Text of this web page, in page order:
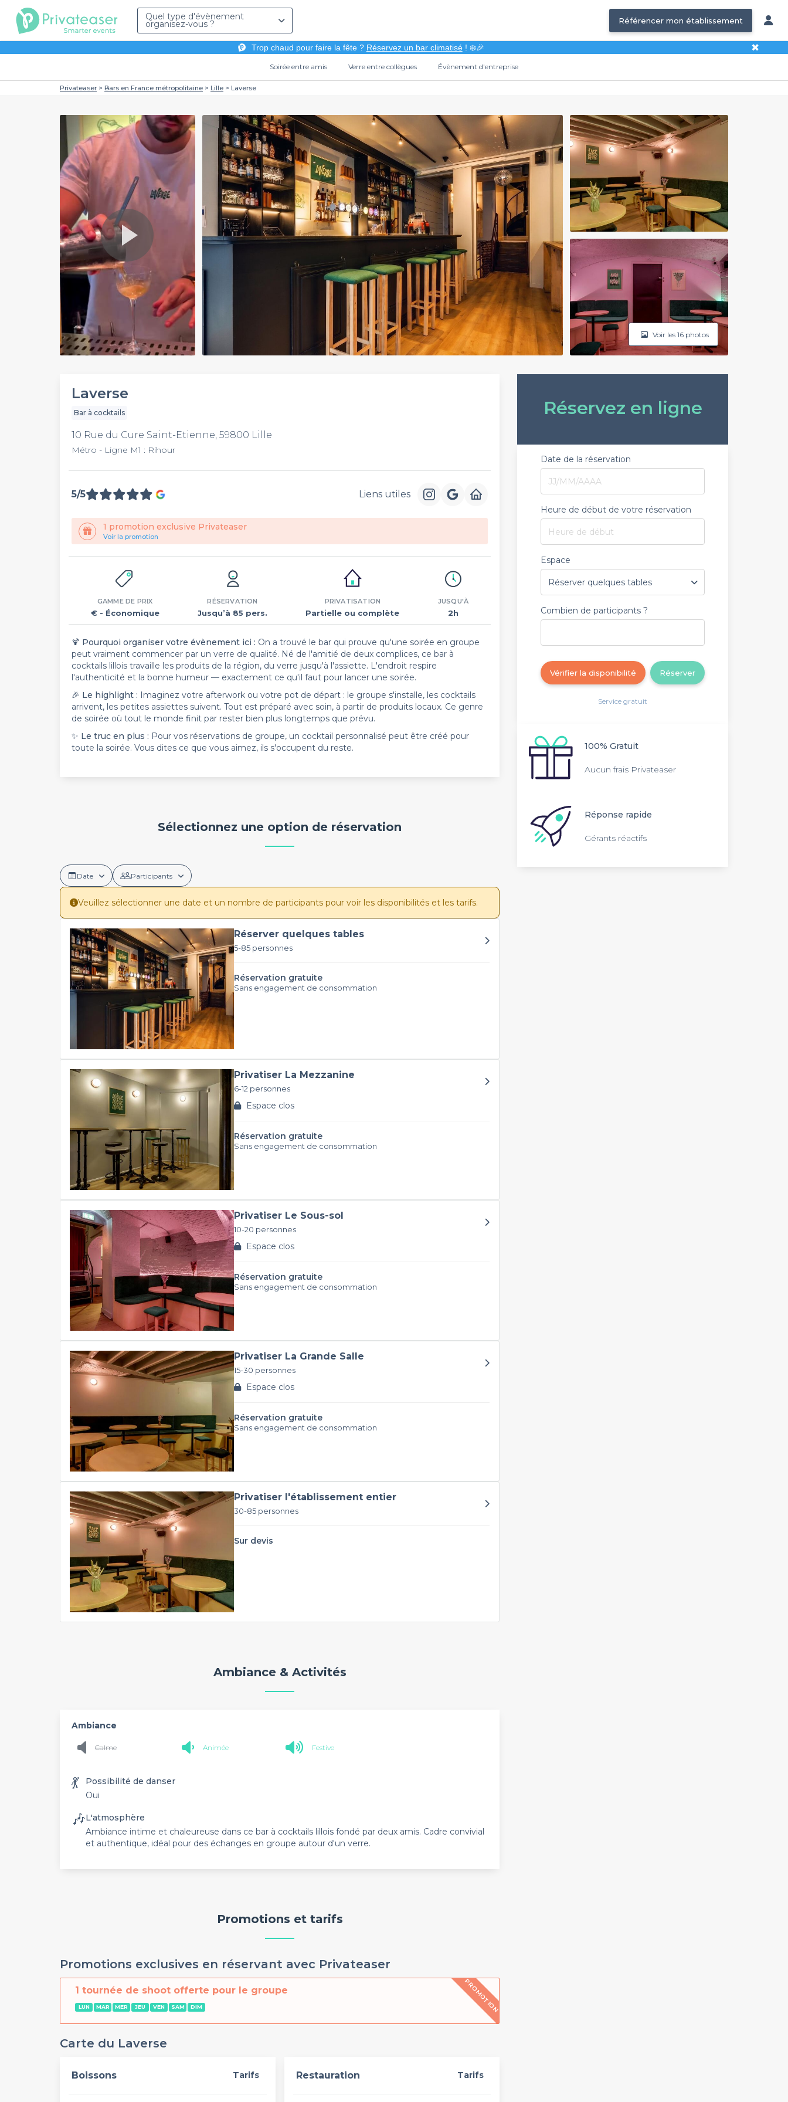
Quel type d'évènement
organisez-vous ? Référencer mon établissement
Trop chaud pour faire la fête ? Réservez un bar climatisé! ❄️🎉 ✖
Soirée entre amis Verre entre collègues Évènement d'entreprise
Privateaser Bars en France métropolitaine Lille Laverse
Play
Video
Voir les 16 photos
Laverse
Bar à cocktails
10 Rue du Cure Saint-Etienne, 59800 Lille
Métro - Ligne M1 : Rihour
5/5 Liens utiles
1 promotion exclusive Privateaser
Voir la promotion
GAMME DE PRIX
€ - Économique
RÉSERVATION
Jusqu’à 85 pers.
PRIVATISATION
Partielle ou complète
JUSQU'À
2h
🍹 Pourquoi organiser votre évènement ici : On a trouvé le bar qui prouve qu'une soirée en groupe
peut vraiment commencer par un verre de qualité. Né de l'amitié de deux complices, ce bar à
cocktails lillois travaille les produits de la région, du verre jusqu'à l'assiette. L'endroit respire
l'authenticité et la bonne humeur — exactement ce qu'il faut pour lancer une soirée.
🎉 Le highlight : Imaginez votre afterwork ou votre pot de départ : le groupe s'installe, les cocktails
arrivent, les petites assiettes suivent. Tout est préparé avec soin, à partir de produits locaux. Ce genre
de soirée où tout le monde finit par rester bien plus longtemps que prévu.
✨ Le truc en plus : Pour vos réservations de groupe, un cocktail personnalisé peut être créé pour
toute la soirée. Vous dites ce que vous aimez, ils s'occupent du reste.
Sélectionnez une option de réservation
Date Participants
Veuillez sélectionner une date et un nombre de participants pour voir les disponibilités et les tarifs.
Réserver quelques tables
5-85 personnes
Réservation gratuite
Sans engagement de consommation
Privatiser La Mezzanine
6-12 personnes
Espace clos
Réservation gratuite
Sans engagement de consommation
Privatiser Le Sous-sol
10-20 personnes
Espace clos
Réservation gratuite
Sans engagement de consommation
Privatiser La Grande Salle
15-30 personnes
Espace clos
Réservation gratuite
Sans engagement de consommation
Privatiser l'établissement entier
30-85 personnes
Sur devis
Ambiance & Activités
Ambiance
Calme Animée Festive
💃
Possibilité de danser
Oui
🎶L'atmosphère
Ambiance intime et chaleureuse dans ce bar à cocktails lillois fondé par deux amis. Cadre convivial
et authentique, idéal pour des échanges en groupe autour d'un verre.
Promotions et tarifs
Promotions exclusives en réservant avec Privateaser
1 tournée de shoot offerte pour le groupe
LUN MAR MER JEU VEN SAM DIM PROMOTION
Carte du Laverse
Boissons Tarifs Restauration Tarifs
Réservez en ligne
Date de la réservation
Heure de début de votre réservation
Heure de début
Espace
Combien de participants ?
Réserver
Vérifier la disponibilité
Service gratuit
100% Gratuit
Aucun frais Privateaser
Réponse rapide
Gérants réactifs